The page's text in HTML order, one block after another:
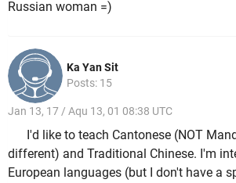
Russian woman =)
Ka Yan Sit
Posts: 15
Jan 13, 17 / Aqu 13, 01 08:38 UTC
I'd like to teach Cantonese (NOT
different) and Traditional Chinese. I'm
European languages (but I don't have a